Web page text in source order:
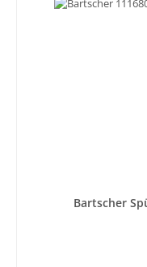
Bartscher